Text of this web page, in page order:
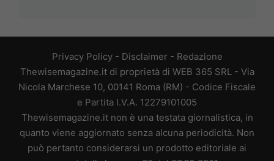
Privacy Policy- Disclaimer - Redazione
Thewisemagazine.it di proprietà di WEB 365 SRL - Via
Nicola Marchese 10, 00141 Roma (RM) - Codice Fiscale
e Partita I.V.A. 12279101005
Thewisemagazine.it non è una testata giornalistica, in
quanto viene aggiornato senza alcuna periodicità. Non
può pertanto considerarsi un prodotto editoriale ai